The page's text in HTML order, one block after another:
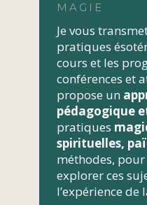
MAGIE
Je vous
pratiques
cours et les
conférences et
propose un
pédagogique
pratiques
spirituelles,
méthodes,
explorer ces
l’expérience de